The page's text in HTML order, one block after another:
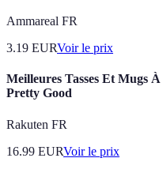
Ammareal FR
3.19 EURVoir le prix
Meilleures Tasses Et Mugs
Pretty Good
Rakuten FR
16.99 EURVoir le prix